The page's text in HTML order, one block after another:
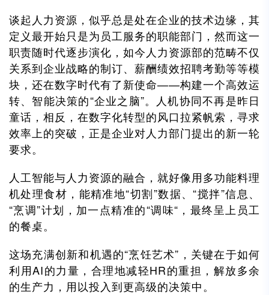
谈起人力资源，似乎总是处在企业的技术边缘，其
定义最开始只是为员工服务的职能部门，然而这一
职责随时代逐步演化，如今人力资源部的范畴不仅
关系到企业战略的制订、薪酬绩效招聘考勤等等模
块，还在数字时代有了新使命——构建一个高效运
转、智能决策的“企业之脑”。人机协同不再是昨日
童话，相反，在数字化转型的风口拉紧帆索，寻求
效率上的突破，正是企业对人力部门提出的新一轮
要求。
人工智能与人力资源的融合，就好像用多功能料理
机处理食材，能精准地“切割”数据、“搅拌”信息、
“烹调”计划，加一点精准的“调味“，最终呈上员工
的餐桌。
这场充满创新和机遇的“烹饪艺术”，关键在于如何
利用AI的力量，合理地减轻HR的重担，解放多余
的生产力，用以投入到更高级的决策中。